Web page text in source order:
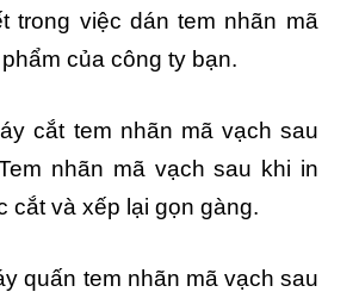
trong việc dán tem nhãn mã
của công ty bạn.
cắt tem nhãn mã vạch sau
nhãn mã vạch sau khi in
cắt và xếp lại gọn gàng.
quấn tem nhãn mã vạch sau